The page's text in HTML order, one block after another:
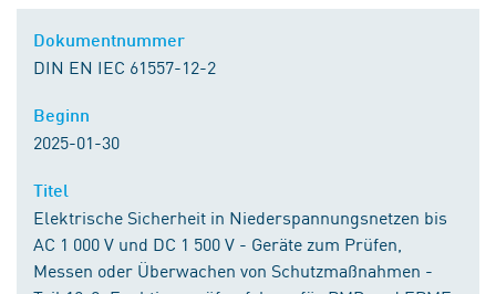
Dokumentnummer
DIN EN IEC 61557-12-2
Beginn
2025-01-30
Titel
Elektrische Sicherheit in Niederspannungsnetzen bis
AC 1 000 V und DC 1 500 V - Geräte zum Prüfen,
Messen oder Überwachen von Schutzmaßnahmen -